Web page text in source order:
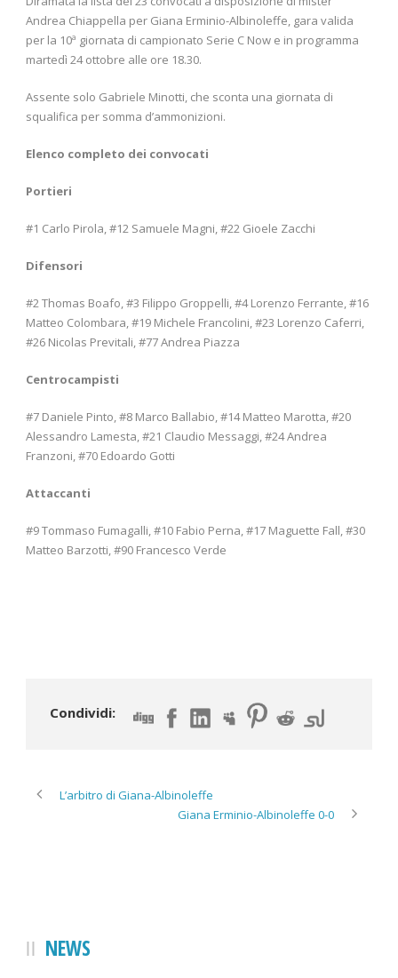
Andrea Chiappella per Giana Erminio-Albinoleffe, gara valida
per la 10ª giornata di campionato Serie C Now e in programma
martedì 24 ottobre alle ore 18.30.
Assente solo Gabriele Minotti, che sconta una giornata di
squalifica per somma d’ammonizioni.
Elenco completo dei convocati
Portieri
#1 Carlo Pirola, #12 Samuele Magni, #22 Gioele Zacchi
Difensori
#2 Thomas Boafo, #3 Filippo Groppelli, #4 Lorenzo Ferrante, #16
Matteo Colombara, #19 Michele Francolini, #23 Lorenzo Caferri,
#26 Nicolas Previtali, #77 Andrea Piazza
Centrocampisti
#7 Daniele Pinto, #8 Marco Ballabio, #14 Matteo Marotta, #20
Alessandro Lamesta, #21 Claudio Messaggi, #24 Andrea
Franzoni, #70 Edoardo Gotti
Attaccanti
#9 Tommaso Fumagalli, #10 Fabio Perna, #17 Maguette Fall, #30
Matteo Barzotti, #90 Francesco Verde
Condividi:
L’arbitro di Giana-Albinoleffe
Giana Erminio-Albinoleffe 0-0
NEWS